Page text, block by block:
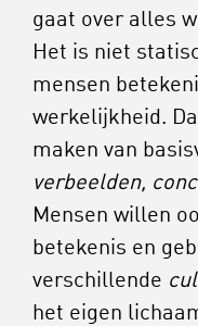
gaat over alles
Het is niet
mensen
werkelijkheid.
maken van
verbeelden,
Mensen willen
betekenis en
verschillende
het eigen